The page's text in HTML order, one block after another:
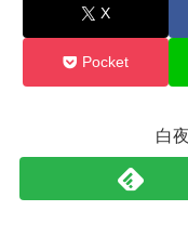
X
Pocket
白